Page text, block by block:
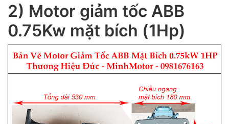
2) Motor giảm tốc ABB
0.75Kw mặt bích (1Hp)